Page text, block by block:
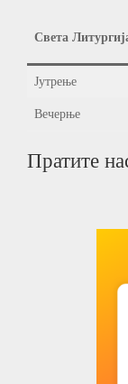
Света
Јутрење
Вечерње
Пратите